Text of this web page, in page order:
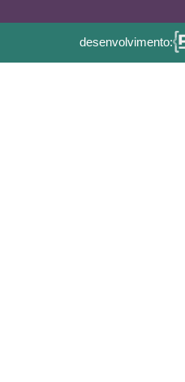
desenvolvimento: